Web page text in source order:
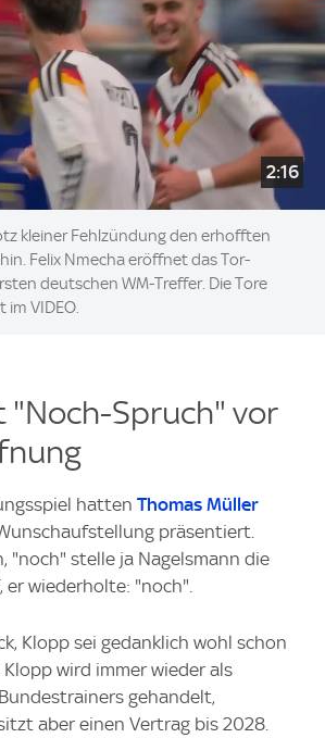
2:16
kleiner Fehlzündung den erhofften
Felix Nmecha eröffnet das Tor-
deutschen WM-Treffer. Die Tore
VIDEO.
"Noch-Spruch" vor
hatten Thomas Müller
präsentiert.
"noch" stelle ja Nagelsmann die
wiederholte: "noch".
Klopp sei gedanklich wohl schon
wird immer wieder als
gehandelt,
aber einen Vertrag bis 2028.